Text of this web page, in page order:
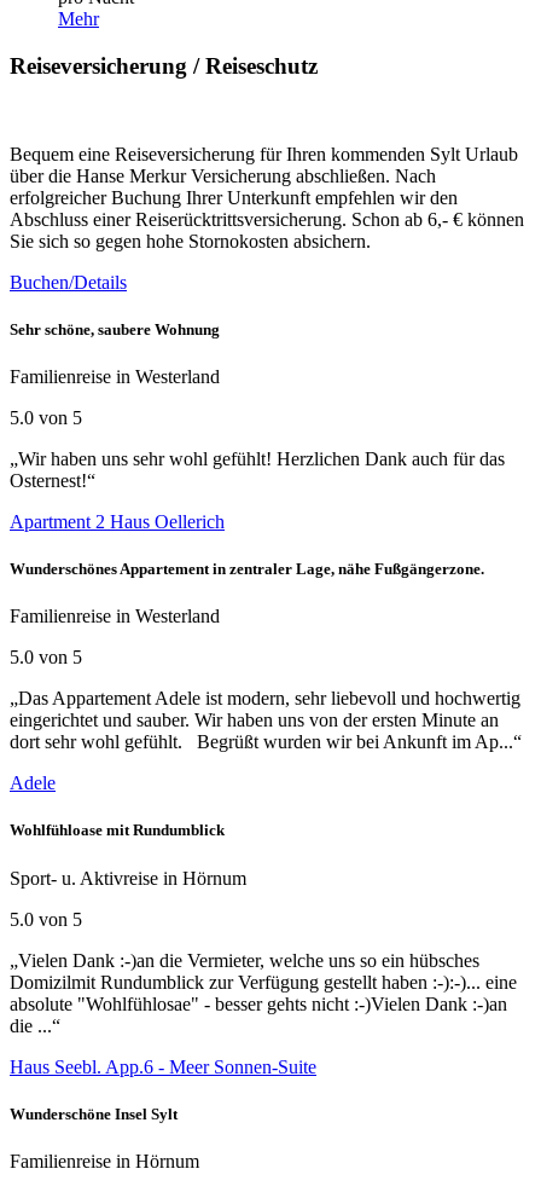
Mehr
Reiseversicherung / Reiseschutz
Bequem eine Reiseversicherung für Ihren kommenden Sylt Urlaub
über die Hanse Merkur Versicherung abschließen. Nach
erfolgreicher Buchung Ihrer Unterkunft empfehlen wir den
Abschluss einer Reiserücktrittsversicherung. Schon ab 6,- € können
Sie sich so gegen hohe Stornokosten absichern.
Buchen/Details
Sehr schöne, saubere Wohnung
Familienreise in Westerland
5.0 von 5
„Wir haben uns sehr wohl gefühlt! Herzlichen Dank auch für das
Osternest!“
Apartment 2 Haus Oellerich
Wunderschönes Appartement in zentraler Lage, nähe Fußgängerzone.
Familienreise in Westerland
5.0 von 5
„Das Appartement Adele ist modern, sehr liebevoll und hochwertig
eingerichtet und sauber. Wir haben uns von der ersten Minute an
dort sehr wohl gefühlt. Begrüßt wurden wir bei Ankunft im Ap...“
Adele
Wohlfühloase mit Rundumblick
Sport- u. Aktivreise in Hörnum
5.0 von 5
„Vielen Dank :-)an die Vermieter, welche uns so ein hübsches
Domizilmit Rundumblick zur Verfügung gestellt haben :-):-)... eine
absolute "Wohlfühlosae" - besser gehts nicht :-)Vielen Dank :-)an
die ...“
Haus Seebl. App.6 - Meer Sonnen-Suite
Wunderschöne Insel Sylt
Familienreise in Hörnum